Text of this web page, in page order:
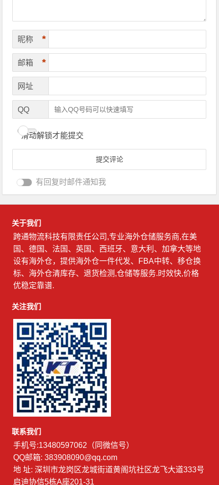
昵称 *
邮箱 *
网址
QQ
滑动解锁才能提交
有回复时邮件通知我
关于我们
跨通物流科技有限责任公司,专业海外仓储服务商,在美
国、德国、法国、英国、西班牙、意大利、加拿大等地
设有海外仓，提供海外仓一件代发、FBA中转、移仓换
标、海外仓清库存、退货检测,仓储等服务.时效快,价格
优稳定靠谱.
关注我们
联系我们
手机号:13480597062（同微信号）
QQ邮箱: 383908090@qq.com
地 址: 深圳市龙岗区龙城街道黄阁坑社区龙飞大道333号
启迪协信5栋A座201-31